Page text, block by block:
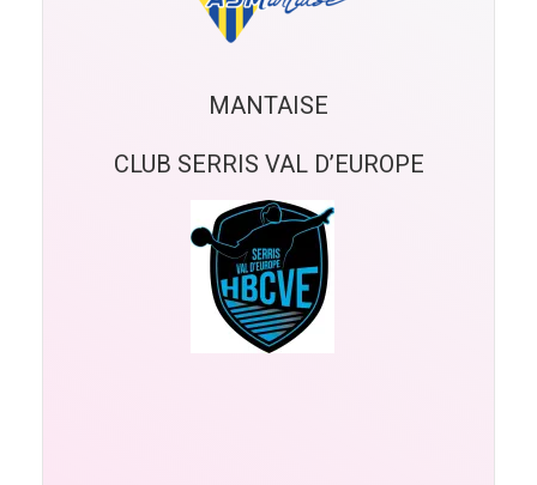
MANTAISE
CLUB SERRIS VAL D’EUROPE